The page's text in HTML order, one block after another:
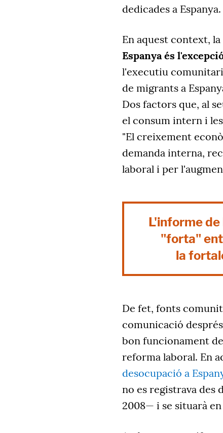
dedicades a Espanya.
En aquest context,
Espanya és
l'executiu
de migrants a
Dos factors que, al
el consum intern i
"El creixement
demanda interna,
laboral i per
L'informe
"forta"
la
De fet, fonts
comunicació
bon funcionament
reforma laboral. En
desocupació a
no es registrava des
2008— i se situarà en